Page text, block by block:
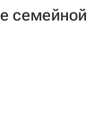
семейной